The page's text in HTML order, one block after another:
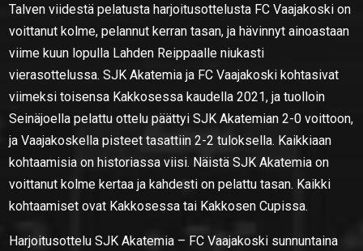
Talven viidestä pelatusta harjoitusottelusta FC Vaajakoski on
voittanut kolme, pelannut kerran tasan, ja hävinnyt ainoastaan
viime kuun lopulla Lahden Reippaalle niukasti
vierasottelussa. SJK Akatemia ja FC Vaajakoski kohtasivat
viimeksi toisensa Kakkosessa kaudella 2021, ja tuolloin
Seinäjoella pelattu ottelu päättyi SJK Akatemian 2-0 voittoon,
ja Vaajakoskella pisteet tasattiin 2-2 tuloksella. Kaikkiaan
kohtaamisia on historiassa viisi. Näistä SJK Akatemia on
voittanut kolme kertaa ja kahdesti on pelattu tasan. Kaikki
kohtaamiset ovat Kakkosessa tai Kakkosen Cupissa.
Harjoitusottelu SJK Akatemia – FC Vaajakoski sunnuntaina